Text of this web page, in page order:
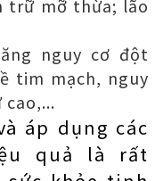
trữ mỡ thừa; lão
nguy cơ đột
tim mạch, nguy
áp dụng các
quả là rất